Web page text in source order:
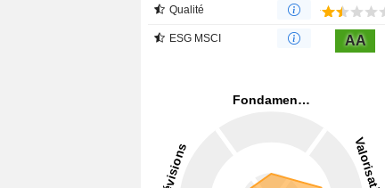
Qualité
ESG MSCI AA